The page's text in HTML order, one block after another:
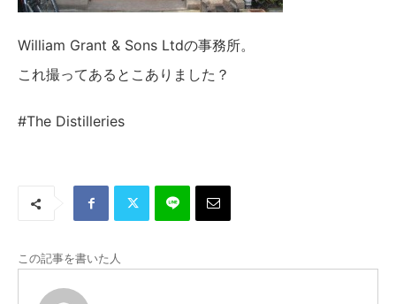
William Grant & Sons Ltdの事務所。
これ撮ってあるとこありました？
#The Distilleries
この記事を書いた人